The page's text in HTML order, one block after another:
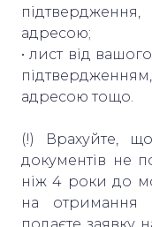
адресою;
• лист від
адресою тощо.
(!) Врахуйте,
документів не
ніж 4 роки до
на отримання
подаєте заявку